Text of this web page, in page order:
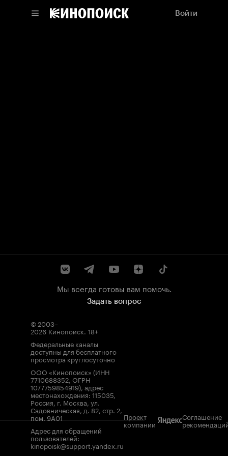
Войти
Мы всегда готовы вам помочь.
Задать вопрос
© 2003–
2026 Кинопоиск. 18+
Федеральные каналы
доступны для бесплатного
просмотра круглосуточно
ООО «Кинопоиск» (ИНН
7710688352, ОГРН
1077759854919), адрес
местонахождения: 115035,
Россия, г. Москва, ул.
Садовническая, д. 82, стр. 2,
пом. 9А01
Адрес для обращений
пользователей:
kinopoisk@support.yandex.ru
Проект
компании
Соглашение